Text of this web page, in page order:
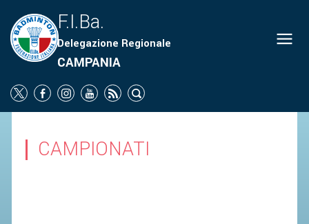
F.I.Ba.
Delegazione Regionale
CAMPANIA
CAMPIONATI
ORGANIGRAMMA
SOCIETÀ
SCUOLA